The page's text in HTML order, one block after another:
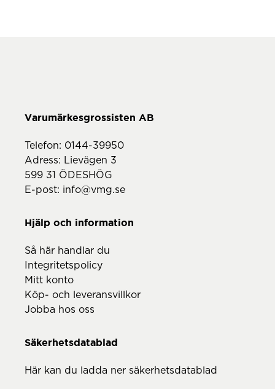
Telefon: 0144-39950
Adress: Lievägen 3
599 31 ÖDESHÖG
E-post: info@vmg.se
Hjälp och information
Så här handlar du
Integritetspolicy
Mitt konto
Köp- och leveransvillkor
Jobba hos oss
Säkerhetsdatablad
Här kan du ladda ner säkerhetsdatablad